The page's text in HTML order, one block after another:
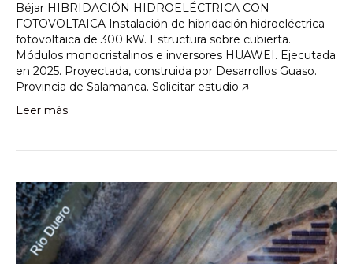
Béjar HIBRIDACIÓN HIDROELÉCTRICA CON
FOTOVOLTAICA Instalación de hibridación hidroeléctrica-
fotovoltaica de 300 kW. Estructura sobre cubierta.
Módulos monocristalinos e inversores HUAWEI. Ejecutada
en 2025. Proyectada, construida por Desarrollos Guaso.
Provincia de Salamanca. Solicitar estudio 🡥
Leer más